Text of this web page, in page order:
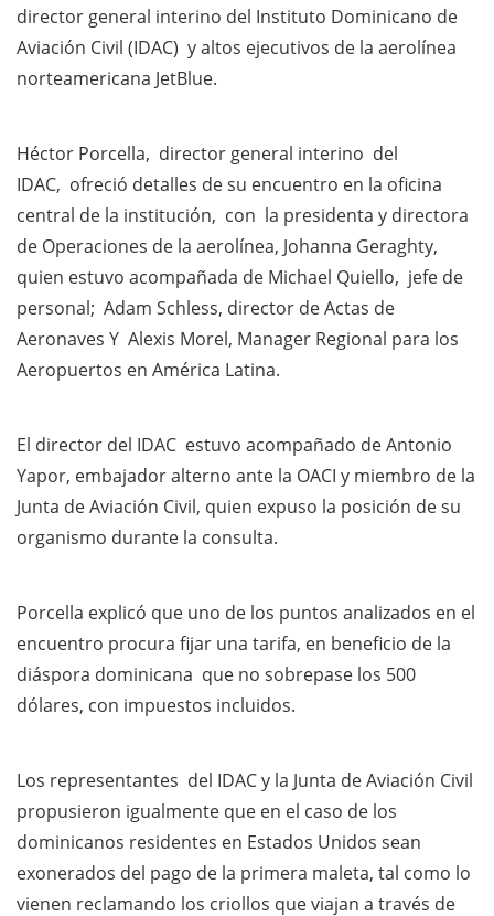
director general interino del Instituto Dominicano de
Aviación Civil (IDAC) y altos ejecutivos de la aerolínea
norteamericana JetBlue.
Héctor Porcella, director general interino del
IDAC, ofreció detalles de su encuentro en la oficina
central de la institución, con la presidenta y directora
de Operaciones de la aerolínea, Johanna Geraghty,
quien estuvo acompañada de Michael Quiello, jefe de
personal; Adam Schless, director de Actas de
Aeronaves Y Alexis Morel, Manager Regional para los
Aeropuertos en América Latina.
El director del IDAC estuvo acompañado de Antonio
Yapor, embajador alterno ante la OACI y miembro de la
Junta de Aviación Civil, quien expuso la posición de su
organismo durante la consulta.
Porcella explicó que uno de los puntos analizados en el
encuentro procura fijar una tarifa, en beneficio de la
diáspora dominicana que no sobrepase los 500
dólares, con impuestos incluidos.
Los representantes del IDAC y la Junta de Aviación Civil
propusieron igualmente que en el caso de los
dominicanos residentes en Estados Unidos sean
exonerados del pago de la primera maleta, tal como lo
vienen reclamando los criollos que viajan a través de